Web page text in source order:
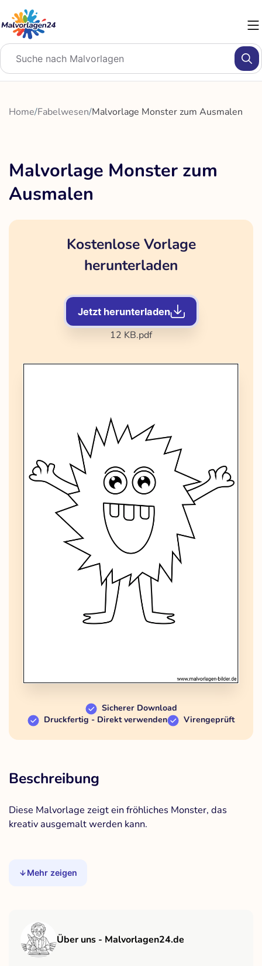
Inhalt
springen
Home/Fabelwesen/Malvorlage Monster zum Ausmalen
Malvorlage Monster zum
Ausmalen
Kostenlose Vorlage
herunterladen
Jetzt herunterladen
12 KB.pdf
Sicherer Download
Druckfertig - Direkt verwenden
Virengeprüft
Beschreibung
Diese Malvorlage zeigt ein fröhliches Monster, das
kreativ ausgemalt werden kann.
Mehr zeigen
Über uns - Malvorlagen24.de